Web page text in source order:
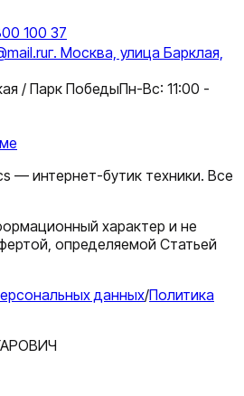
100 37
г. Москва, улица Барклая,
/ Парк ПобедыПн-Вс: 11:00 -
— интернет-бутик техники. Все
характер и не
определяемой Статьей
данных/Политика